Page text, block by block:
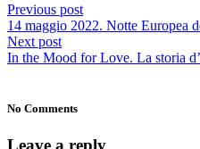
Previous post
14 maggio 2022. Notte Europea
Next post
In the Mood for Love. La storia
No Comments
Leave a reply